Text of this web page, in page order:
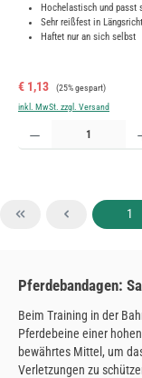
Hochelastisch und passt
Sehr reißfest in
Haftet nur an sich selbst
Verkaufspreis:
€ 1,13 Regulärer Preis:
(25% gespart)
inkl. MwSt. zzgl. Versand
Produkt Anzahl: Gib den
1
Pferdebandagen:
Beim Training in der
Pferdebeine einer
bewährtes Mittel, um
Verletzungen zu